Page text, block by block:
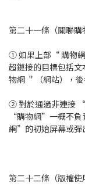
第二十一條（關聯購
① 如果上部“ 購物
超鏈接的目標包括
物網 ＂（網站），
② 對於通過非連接 “
“購物網”一概不
網”的初始屏幕或彈
第二十二條（版權使